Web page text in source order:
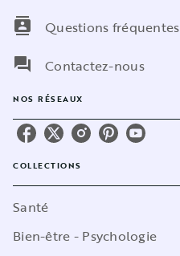
contacts
Questions fréquentes
question_answer
Contactez-nous
NOS RÉSEAUX
COLLECTIONS
Santé
Bien-être - Psychologie